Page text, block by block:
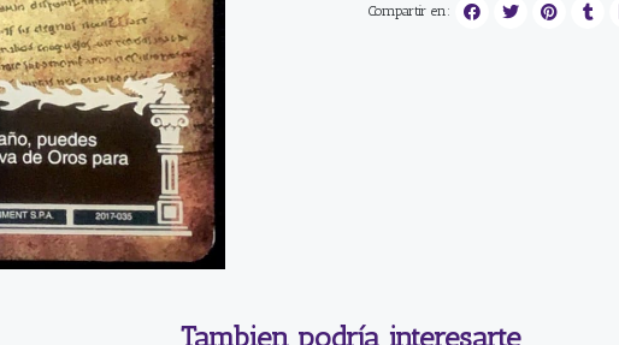
Compartir en:
Tambien podría interesarte